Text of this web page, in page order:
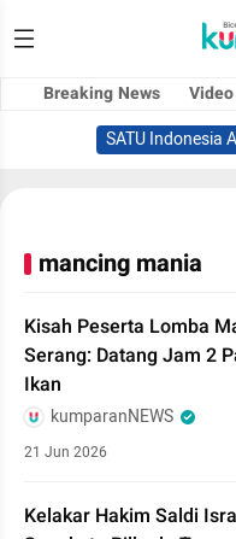
Breaking News
SATU Indonesia
mancing mania
Kisah Peserta Lomba
Serang: Datang Jam 2
Ikan
kumparanNEWS
21 Jun 2026
Kelakar Hakim Saldi